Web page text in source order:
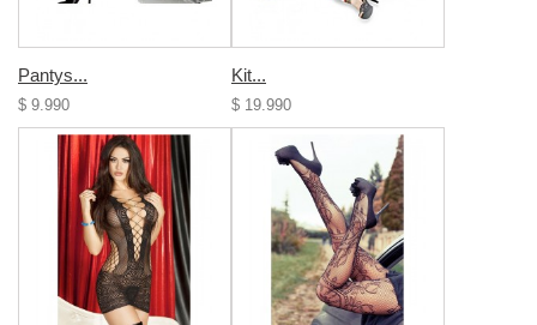
Pantys...
$ 9.990
Kit...
$ 19.990